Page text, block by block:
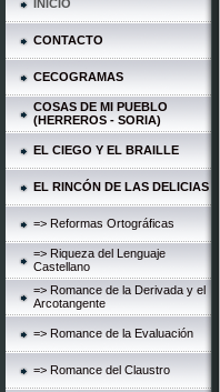
INICIO
CONTACTO
CECOGRAMAS
COSAS DE MI PUEBLO
(HERREROS - SORIA)
EL CIEGO Y EL BRAILLE
EL RINCÓN DE LAS DELICIAS
=> Reformas Ortográficas
=> Riqueza del Lenguaje
Castellano
=> Romance de la Derivada y el
Arcotangente
=> Romance de la Evaluación
=> Romance del Claustro